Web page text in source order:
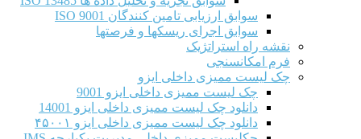
سوابق ارزیابی تامین کنندگان ISO 9001
سوابق اجرای ریسکها و فرصتها
نقشه راه استراتژیک
فرم امکانسنجی
چک لیست ممیزی داخلی ایزو
چک لیست ممیزی داخلی ایزو 9001
دانلود چک لیست ممیزی داخلی ایزو 14001
دانلود چک لیست ممیزی داخلی ایزو ۴۵۰۰۱